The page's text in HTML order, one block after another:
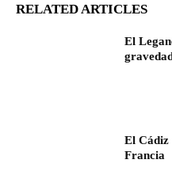
RELATED ARTICLES
El
El Cádiz
Francia